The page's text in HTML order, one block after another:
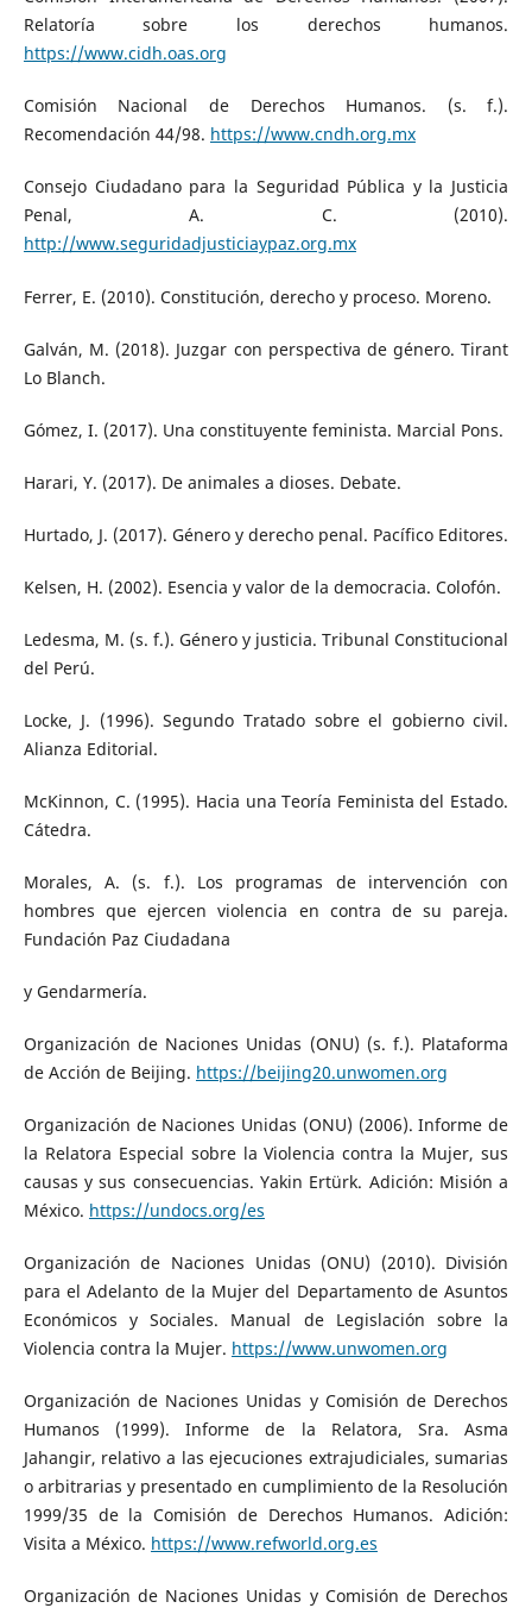
Relatoría sobre los derechos humanos.
https://www.cidh.oas.org
Comisión Nacional de Derechos Humanos. (s. f.).
Recomendación 44/98. https://www.cndh.org.mx
Consejo Ciudadano para la Seguridad Pública y la Justicia
Penal, A. C. (2010).
http://www.seguridadjusticiaypaz.org.mx
Ferrer, E. (2010). Constitución, derecho y proceso. Moreno.
Galván, M. (2018). Juzgar con perspectiva de género. Tirant
Lo Blanch.
Gómez, I. (2017). Una constituyente feminista. Marcial Pons.
Harari, Y. (2017). De animales a dioses. Debate.
Hurtado, J. (2017). Género y derecho penal. Pacífico Editores.
Kelsen, H. (2002). Esencia y valor de la democracia. Colofón.
Ledesma, M. (s. f.). Género y justicia. Tribunal Constitucional
del Perú.
Locke, J. (1996). Segundo Tratado sobre el gobierno civil.
Alianza Editorial.
McKinnon, C. (1995). Hacia una Teoría Feminista del Estado.
Cátedra.
Morales, A. (s. f.). Los programas de intervención con
hombres que ejercen violencia en contra de su pareja.
Fundación Paz Ciudadana
y Gendarmería.
Organización de Naciones Unidas (ONU) (s. f.). Plataforma
de Acción de Beijing. https://beijing20.unwomen.org
Organización de Naciones Unidas (ONU) (2006). Informe de
la Relatora Especial sobre la Violencia contra la Mujer, sus
causas y sus consecuencias. Yakin Ertürk. Adición: Misión a
México. https://undocs.org/es
Organización de Naciones Unidas (ONU) (2010). División
para el Adelanto de la Mujer del Departamento de Asuntos
Económicos y Sociales. Manual de Legislación sobre la
Violencia contra la Mujer. https://www.unwomen.org
Organización de Naciones Unidas y Comisión de Derechos
Humanos (1999). Informe de la Relatora, Sra. Asma
Jahangir, relativo a las ejecuciones extrajudiciales, sumarias
o arbitrarias y presentado en cumplimiento de la Resolución
1999/35 de la Comisión de Derechos Humanos. Adición:
Visita a México. https://www.refworld.org.es
Organización de Naciones Unidas y Comisión de Derechos